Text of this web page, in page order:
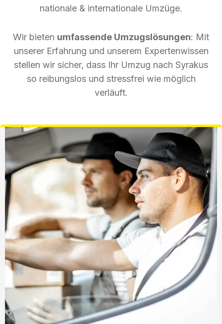
nationale & internationale Umzüge.
Wir bieten umfassende Umzugslösungen: Mit
unserer Erfahrung und unserem Expertenwissen
stellen wir sicher, dass Ihr Umzug nach Syrakus
so reibungslos und stressfrei wie möglich
verläuft.